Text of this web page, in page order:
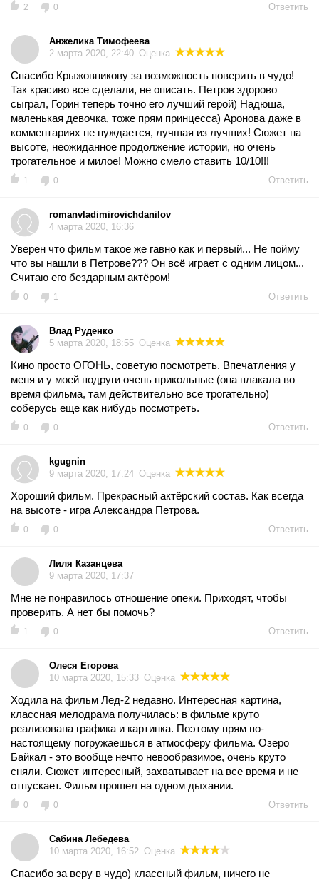
2 0 Ответить
Анжелика Тимофеева
2 марта 2020, 22:40 Оценка
Спасибо Крыжовникову за возможность поверить в чудо!
Так красиво все сделали, не описать. Петров здорово
сыграл, Горин теперь точно его лучший герой) Надюша,
маленькая девочка, тоже прям принцесса) Аронова даже в
комментариях не нуждается, лучшая из лучших! Сюжет на
высоте, неожиданное продолжение истории, но очень
трогательное и милое! Можно смело ставить 10/10!!!
1 0 Ответить
romanvladimirovichdanilov
4 марта 2020, 16:36
Уверен что фильм такое же гавно как и первый... Не пойму
что вы нашли в Петрове??? Он всё играет с одним лицом...
Считаю его бездарным актёром!
0 1 Ответить
Влад Руденко
5 марта 2020, 18:55 Оценка
Кино просто ОГОНЬ, советую посмотреть. Впечатления у
меня и у моей подруги очень прикольные (она плакала во
время фильма, там действительно все трогательно)
соберусь еще как нибудь посмотреть.
0 0 Ответить
kgugnin
9 марта 2020, 17:24 Оценка
Хороший фильм. Прекрасный актёрский состав. Как всегда
на высоте - игра Александра Петрова.
0 0 Ответить
Лиля Казанцева
9 марта 2020, 17:37
Мне не понравилось отношение опеки. Приходят, чтобы
проверить. А нет бы помочь?
1 0 Ответить
Олеся Егорова
10 марта 2020, 15:33 Оценка
Ходила на фильм Лед-2 недавно. Интересная картина,
классная мелодрама получилась: в фильме круто
реализована графика и картинка. Поэтому прям по-
настоящему погружаешься в атмосферу фильма. Озеро
Байкал - это вообще нечто невообразимое, очень круто
сняли. Сюжет интересный, захватывает на все время и не
отпускает. Фильм прошел на одном дыхании.
0 0 Ответить
Сабина Лебедева
10 марта 2020, 16:52 Оценка
Спасибо за веру в чудо) классный фильм, ничего не